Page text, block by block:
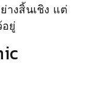
างสิ้นเชิง แต่
ยู่